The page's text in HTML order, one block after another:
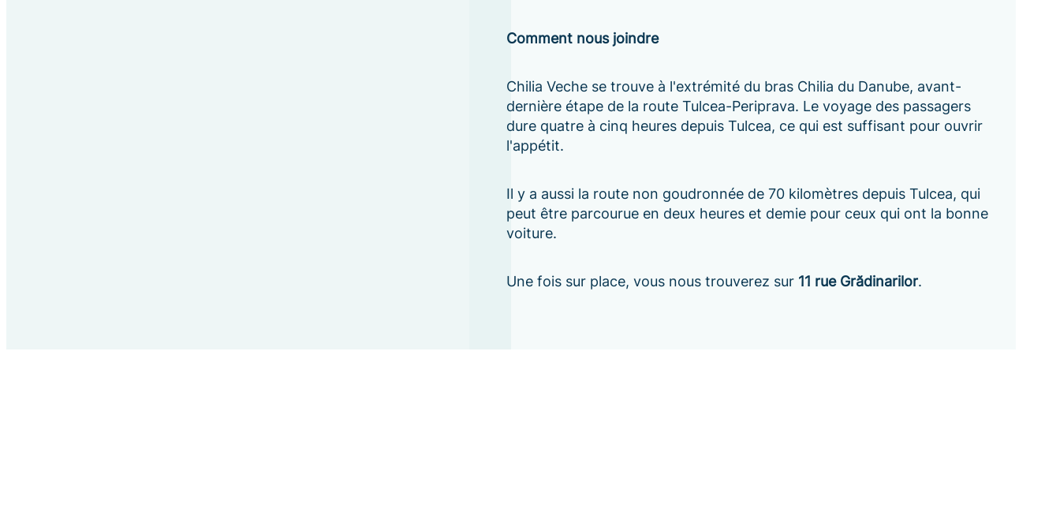
Comment nous joindre
Chilia Veche se trouve à l'extrémité du bras Chilia du Danube, avant-
dernière étape de la route Tulcea-Periprava. Le voyage des passagers
dure quatre à cinq heures depuis Tulcea, ce qui est suffisant pour ouvrir
l'appétit.
Il y a aussi la route non goudronnée de 70 kilomètres depuis Tulcea, qui
peut être parcourue en deux heures et demie pour ceux qui ont la bonne
voiture.
Une fois sur place, vous nous trouverez sur 11 rue Grădinarilor.